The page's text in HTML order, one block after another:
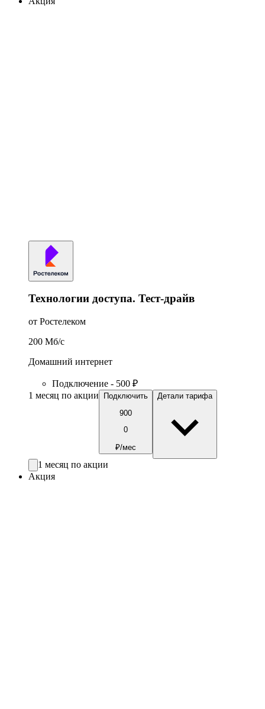
Технологии доступа. Тест-драйв
от Ростелеком
200 Мб/c
Домашний интернет
Подключение - 500 ₽
1 месяц по акции
Подключить
900
0
₽/мес
Детали тарифа
1 месяц по акции
Акция